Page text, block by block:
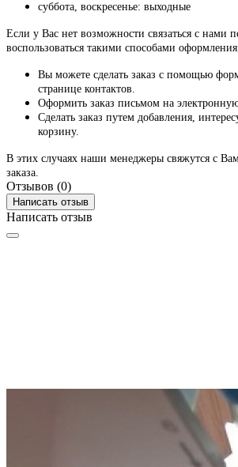
суббота, воскресенье: выходные
Если у Вас нет возможности связаться с нами
воспользоваться такими способами оформления
Вы можете сделать заказ с помощью
странице контактов.
Оформить заказ письмом на
Сделать заказ путем добавления,
корзину.
В этих случаях наши менеджеры свяжутся с
заказа.
Отзывов (0)
Написать отзыв
Написать отзыв